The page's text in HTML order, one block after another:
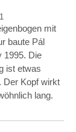
mit
baute Pál
1995. Die
ist etwas
Der Kopf wirkt
lang.